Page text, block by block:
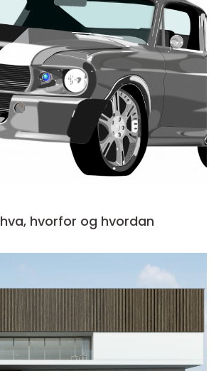
Tuning av bil hva, hvorfor og hvordan